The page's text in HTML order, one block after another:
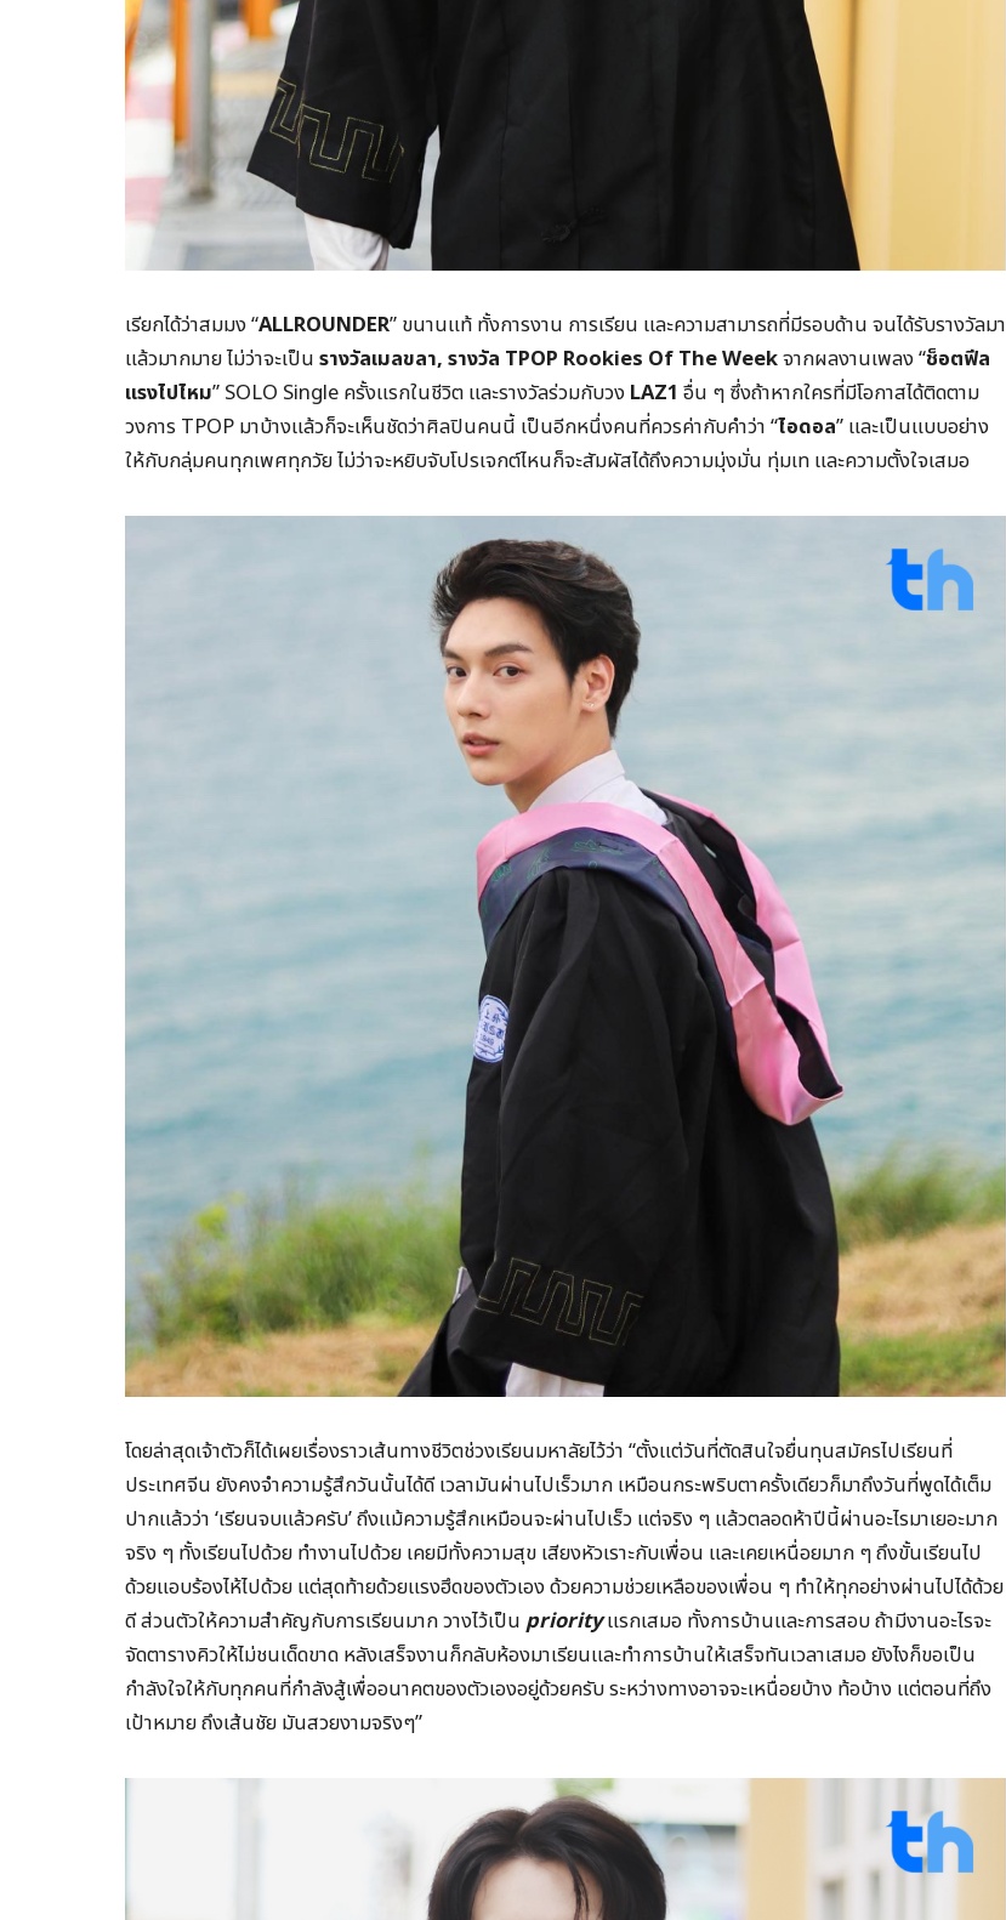
เรียกได้ว่าสมมง “ALLROUNDER” ขนานแท้ ทั้งการงาน การเรียน และความสามารถที่มีรอบด้าน จนได้รับรางวัลมา
แล้วมากมาย ไม่ว่าจะเป็น รางวัลเมลขลา, รางวัล TPOP Rookies Of The Weekจากผลงานเพลง “ช็อตฟีล
แรงไปไหม” SOLO Single ครั้งแรกในชีวิต และรางวัลร่วมกับวง LAZ1 อื่น ๆ ซึ่งถ้าหากใครที่มีโอกาสได้ติดตาม
วงการ TPOP มาบ้างแล้วก็จะเห็นชัดว่าศิลปินคนนี้ เป็นอีกหนึ่งคนที่ควรค่ากับคำว่า “ไอดอล” และเป็นแบบอย่าง
ให้กับกลุ่มคนทุกเพศทุกวัย ไม่ว่าจะหยิบจับโปรเจกต์ไหนก็จะสัมผัสได้ถึงความมุ่งมั่น ทุ่มเท และความตั้งใจเสมอ
โดยล่าสุดเจ้าตัวก็ได้เผยเรื่องราวเส้นทางชีวิตช่วงเรียนมหาลัยไว้ว่า “ตั้งแต่วันที่ตัดสินใจยื่นทุนสมัครไปเรียนที่
ประเทศจีน ยังคงจำความรู้สึกวันนั้นได้ดี เวลามันผ่านไปเร็วมาก เหมือนกระพริบตาครั้งเดียวก็มาถึงวันที่พูดได้เต็ม
ปากแล้วว่า ‘เรียนจบแล้วครับ’ ถึงแม้ความรู้สึกเหมือนจะผ่านไปเร็ว แต่จริง ๆ แล้วตลอดห้าปีนี้ผ่านอะไรมาเยอะมาก
จริง ๆ ทั้งเรียนไปด้วย ทำงานไปด้วย เคยมีทั้งความสุข เสียงหัวเราะกับเพื่อน และเคยเหนื่อยมาก ๆ ถึงขั้นเรียนไป
ด้วยแอบร้องไห้ไปด้วย แต่สุดท้ายด้วยแรงฮึดของตัวเอง ด้วยความช่วยเหลือของเพื่อน ๆ ทำให้ทุกอย่างผ่านไปได้ด้วย
ดี ส่วนตัวให้ความสำคัญกับการเรียนมาก วางไว้เป็น priorityแรกเสมอ ทั้งการบ้านและการสอบ ถ้ามีงานอะไรจะ
จัดตารางคิวให้ไม่ชนเด็ดขาด หลังเสร็จงานก็กลับห้องมาเรียนและทำการบ้านให้เสร็จทันเวลาเสมอ ยังไงก็ขอเป็น
กำลังใจให้กับทุกคนที่กำลังสู้เพื่ออนาคตของตัวเองอยู่ด้วยครับ ระหว่างทางอาจจะเหนื่อยบ้าง ท้อบ้าง แต่ตอนที่ถึง
เป้าหมาย ถึงเส้นชัย มันสวยงามจริงๆ”